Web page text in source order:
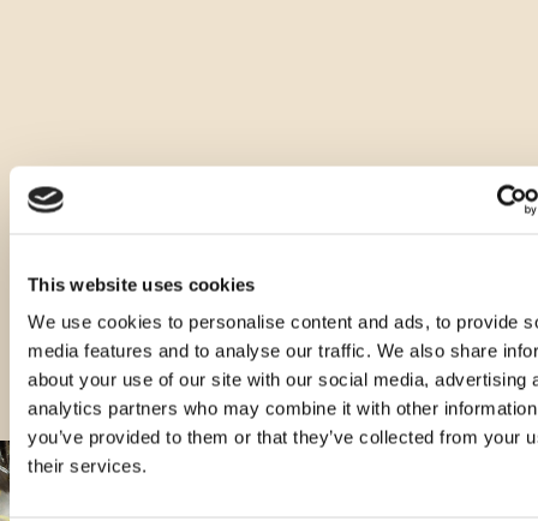
This website uses cookies
We use cookies to personalise content and ads, to provide
media features and to analyse our traffic. We also share
about your use of our site with our social media, advertising
analytics partners who may combine it with other
you’ve provided to them or that they’ve collected from your
their services.
Andere Arten dieses Produkts